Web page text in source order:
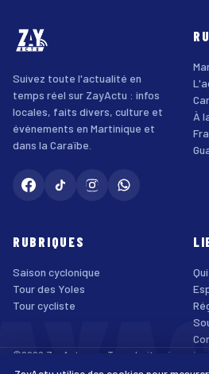
Suivez toute l'actualité en
temps réel sur ZayActu : infos
locales, faits divers, culture et
événements en Martinique et
dans la Caraïbe.
À
RUBRIQUES
Saison cyclonique
Tour des Yoles
Tour cycliste
©2026 ZayActu.org. Tous droits réservés.
Agency